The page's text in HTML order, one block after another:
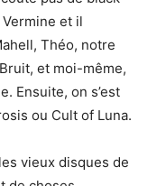
et il
Théo, notre
et moi-même,
Ensuite, on s’est
ou Cult of Luna.
vieux disques de